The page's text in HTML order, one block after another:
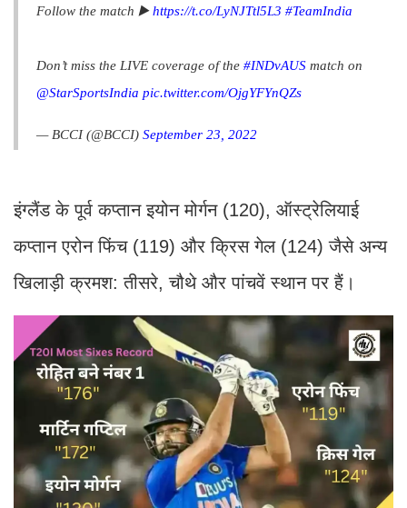
Follow the match ▶️https://t.co/LyNJTtl5L3 #TeamIndia
Don’t miss the LIVE coverage of the #INDvAUS match on
@StarSportsIndia pic.twitter.com/OjgYFYnQZs
— BCCI (@BCCI) September 23, 2022
इंग्लैंड के पूर्व कप्तान इयोन मोर्गन (120), ऑस्ट्रेलियाई
कप्तान एरोन फिंच (119) और क्रिस गेल (124) जैसे अन्य
खिलाड़ी क्रमश: तीसरे, चौथे और पांचवें स्थान पर हैं।